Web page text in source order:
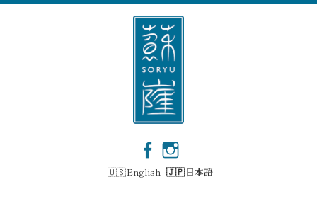
コ
c
e
s
t
English 日本語